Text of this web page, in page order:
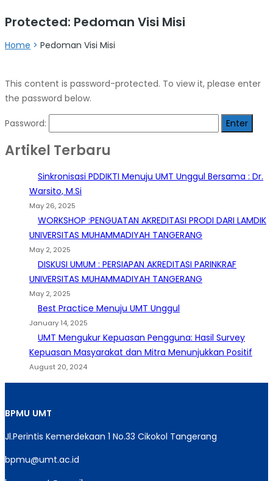
Protected: Pedoman Visi Misi
Home > Pedoman Visi Misi
This content is password-protected. To view it, please enter
the password below.
Password:
Artikel Terbaru
Sinkronisasi PDDIKTI Menuju UMT Unggul Bersama : Dr.
Warsito, M.Si
May 26, 2025
WORKSHOP :PENGUATAN AKREDITASI PRODI DARI LAMDIK
UNIVERSITAS MUHAMMADIYAH TANGERANG
May 2, 2025
DISKUSI UMUM : PERSIAPAN AKREDITASI PARINKRAF
UNIVERSITAS MUHAMMADIYAH TANGERANG
May 2, 2025
Best Practice Menuju UMT Unggul
January 14, 2025
UMT Mengukur Kepuasan Pengguna: Hasil Survey
Kepuasan Masyarakat dan Mitra Menunjukkan Positif
August 20, 2024
BPMU UMT
Jl.Perintis Kemerdekaan 1 No.33 Cikokol Tangerang
bpmu@umt.ac.id